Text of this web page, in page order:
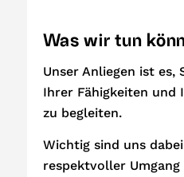
Was wir tun
Unser Anliegen ist es,
Ihrer Fähigkeiten und
zu begleiten.
Wichtig sind uns
respektvoller Umgang